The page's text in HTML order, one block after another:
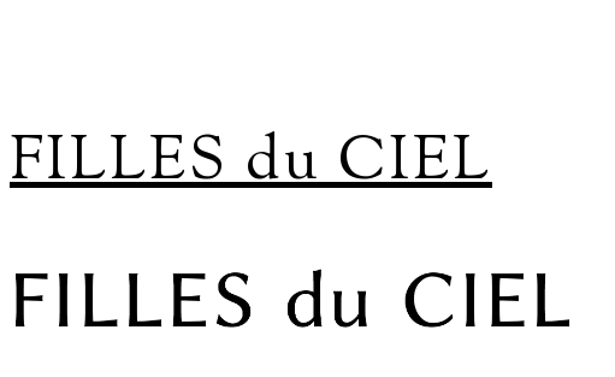
FILLES du CIEL